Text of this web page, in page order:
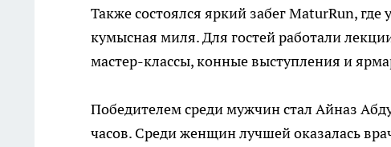
Также состоялся яркий забег MaturRun,
кумысная миля. Для гостей работали
мастер-классы, конные выступления и
Победителем среди мужчин стал Айназ
часов. Среди женщин лучшей оказалась